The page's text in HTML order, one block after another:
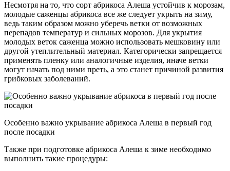
Несмотря на то, что сорт абрикоса Алеша устойчив к морозам,
молодые саженцы абрикоса все же следует укрыть на зиму,
ведь таким образом можно уберечь ветки от возможных
перепадов температур и сильных морозов. Для укрытия
молодых веток саженца можно использовать мешковину или
другой утеплительный материал. Категорически запрещается
применять пленку или аналогичные изделия, иначе ветки
могут начать под ними преть, а это станет причиной развития
грибковых заболеваний.
Особенно важно укрывание абрикоса Алеша в первый год
после посадки
Также при подготовке абрикоса Алеша к зиме необходимо
выполнить такие процедуры: